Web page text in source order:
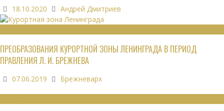
18.10.2020 Андрей Дмитриев
ПРЕОБРАЗОВАНИЯ КУРОРТНОЙ ЗОНЫ ЛЕНИНГРАДА В ПЕРИОД
ПРАВЛЕНИЯ Л. И. БРЕЖНЕВА
07.06.2019 Брежневарх